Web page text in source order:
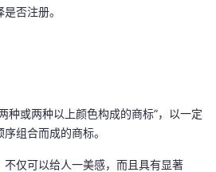
否注册。
或两种以上颜色构成的商标”，以一定
组合而成的商标。
仅可以给人一美感，而且具有显著